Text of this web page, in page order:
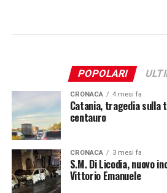
POPOLARI
CRONACA 4 mesi fa
Catania, tragedia sulla
centauro
CRONACA 3 mesi fa
S.M. Di Licodia, nuovo
Vittorio Emanuele